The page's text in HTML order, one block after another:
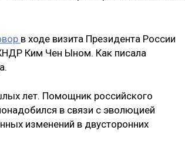
в ходе визита Президента России
Ким Чен Ыном. Как писала
лет. Помощник российского
в связи с эволюцией
изменений в двусторонних